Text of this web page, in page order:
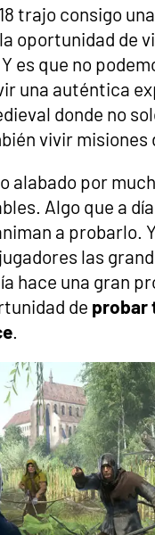
trajo consigo
oportunidad de
Y es que no
una auténtica
donde no
vivir misiones
alabado por
Algo que a
a probarlo.
las
hace una gran
de probar
.